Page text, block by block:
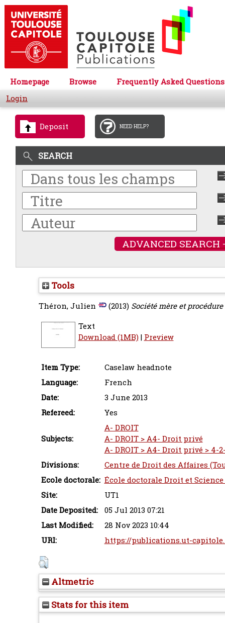
Homepage Browse
Frequently Asked Questions
Login
Deposit NEED HELP?
SEARCH
ADVANCED SEARCH
Tools
Théron, Julien (2013) Société mère et
Text
Download (1MB)| Preview
Item Type:
Caselaw headnote
Language:
French
Date:
3 June 2013
Refereed:
Yes
Subjects:
A- DROIT
A- DROIT > A4- Droit privé
A- DROIT > A4- Droit privé >
Divisions:
Centre de Droit des Affaires
Ecole doctorale: École doctorale Droit et
Site:
UT1
Date Deposited:
05 Jul 2013 07:21
Last Modified:
28 Nov 2023 10:44
URI:
https://publications.ut-
Altmetric
Stats for this item